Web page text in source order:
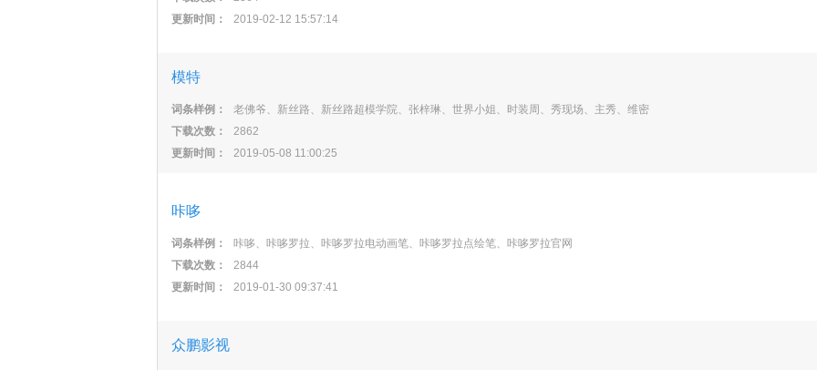
更新时间：
2019-02-12 15:57:14
模特
词条样例：
老佛爷、新丝路、新丝路超模学院、张梓琳、世界小姐、时装周、秀现场、主秀、维密
下载次数：
2862
更新时间：
2019-05-08 11:00:25
咔哆
词条样例：
咔哆、咔哆罗拉、咔哆罗拉电动画笔、咔哆罗拉点绘笔、咔哆罗拉官网
下载次数：
2844
更新时间：
2019-01-30 09:37:41
众鹏影视